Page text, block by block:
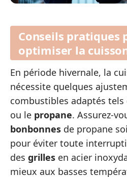
Conseils pratiques
optimiser la
En période hivernale, la
nécessite quelques
combustibles adaptés tels
ou le propane. Assurez-
bonbonnes de propane
pour éviter toute
des grilles en acier
mieux aux basses